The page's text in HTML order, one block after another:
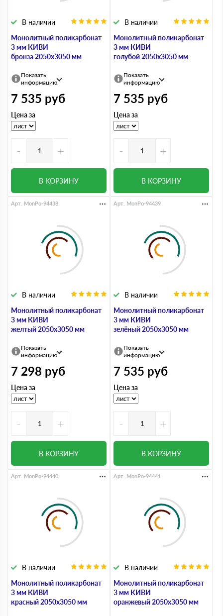
Монолитный поликарбонат
3 мм КИВИ
бронза 2050х3050 мм
В наличии
Показать
информацию
7 535 руб
Цена за
- +
В КОРЗИНУ
Монолитный поликарбонат
3 мм КИВИ
голубой 2050х3050 мм
В наличии
Показать
информацию
7 535 руб
Цена за
- +
В КОРЗИНУ
Монолитный поликарбонат
3 мм КИВИ
желтый 2050х3050 мм
В наличии
Арт. MonPo-94438
Показать
информацию
7 298 руб
Цена за
- +
В КОРЗИНУ
Монолитный поликарбонат
3 мм КИВИ
зелёный 2050х3050 мм
В наличии
Арт. MonPo-94439
Показать
информацию
7 535 руб
Цена за
- +
В КОРЗИНУ
Монолитный поликарбонат
3 мм КИВИ
красный 2050х3050 мм
В наличии
Арт. MonPo-94440
Монолитный поликарбонат
3 мм КИВИ
оранжевый 2050х3050 мм
В наличии
Арт. MonPo-94441